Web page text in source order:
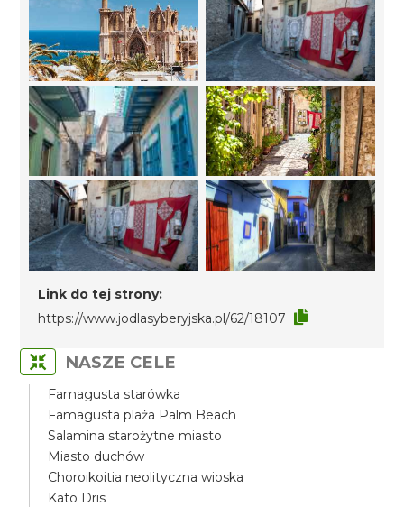
Link do tej strony:
https://www.jodlasyberyjska.pl/62/18107
NASZE CELE
Famagusta starówka
Famagusta plaża Palm Beach
Salamina starożytne miasto
Miasto duchów
Choroikoitia neolityczna wioska
Kato Dris